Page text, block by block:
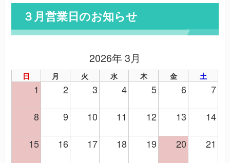
３月営業日のお知らせ
2026年 3月
日 月 火 水 木 金 土
1 2 3 4 5 6 7
8 9 10 11 12 13 14
15 16 17 18 19 20 21